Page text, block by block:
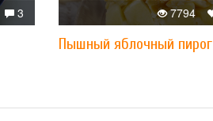
3 7794
Пышный яблочный пирог